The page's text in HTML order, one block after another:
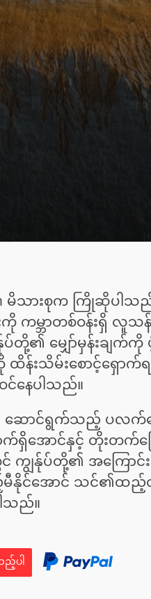
မိသားစုက ကြိုဆိုပါ
ကို ကမ္ဘာတစ်ဝန်းရှိ လူသ
၏ မျှော်မှန်းချက်ကို
ထိန်းသိမ်းစောင့်ရှေ
င်နေပါသည်။
ဆောင်ရွက်သည့် ပလက်ဖေ
က်ရှိအောင်နှင့် တိုးတက်ပ
ျွန်ုပ်တို့၏ အကြောင်း
င်အောင် သင်၏ထည့်ဝင်
သည်။
ည့်ပါ